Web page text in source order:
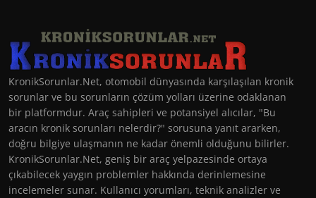
KronikSorunlar.Net, otomobil dünyasında karşılaşılan kronik
sorunlar ve bu sorunların çözüm yolları üzerine odaklanan
bir platformdur. Araç sahipleri ve potansiyel alıcılar, "Bu
aracın kronik sorunları nelerdir?" sorusuna yanıt ararken,
doğru bilgiye ulaşmanın ne kadar önemli olduğunu bilirler.
KronikSorunlar.Net, geniş bir araç yelpazesinde ortaya
çıkabilecek yaygın problemler hakkında derinlemesine
incelemeler sunar. Kullanıcı yorumları, teknik analizler ve